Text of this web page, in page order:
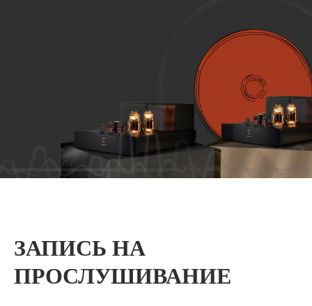
ЗАПИСЬ НА
ПРОСЛУШИВАНИЕ